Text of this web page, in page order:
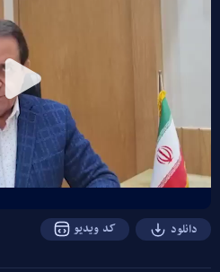
Play
Video
دانلود کد ویدیو